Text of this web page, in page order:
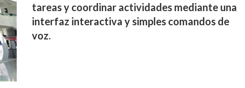
tareas y coordinar actividades mediante una
interfaz interactiva y simples comandos de
voz.